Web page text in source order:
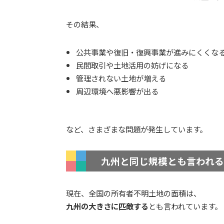
その結果、
公共事業や復旧・復興事業が進みにくくな
民間取引や土地活用の妨げになる
管理されない土地が増える
周辺環境へ悪影響が出る
など、さまざまな問題が発生しています。
九州と同じ規模とも言われ
現在、全国の所有者不明土地の面積は、
九州の大きさに匹敵する とも言われています。